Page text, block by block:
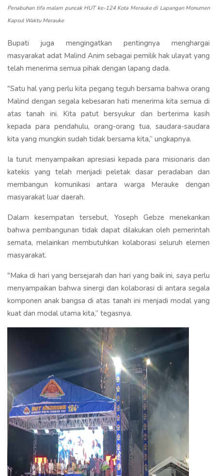
Penabuhan tifa malam puncak HUT ke-124 Kota Merauke di Lapangan Monumen
Kapsul Waktu Merauke
Bupati juga mengingatkan pentingnya menghargai
masyarakat adat Malind Anim sebagai pemilik hak ulayat yang
telah menerima semua pihak dengan lapang dada.
"Satu hal yang perlu kita pegang teguh bersama bahwa orang
Malind dengan segala kebesaran hati menerima kita semua di
atas tanah ini. Kita patut bersyukur dan berterima kasih
kepada para pendahulu, orang-orang tua, saudara-saudara
kita yang mungkin sudah tidak bersama kita,” ungkapnya.
Ia turut menyampaikan apresiasi kepada para misionaris dan
katekis yang telah menjadi peletak dasar peradaban dan
membangun komunikasi antara warga Merauke dengan
masyarakat luar daerah.
Dalam kesempatan tersebut, Yoseph Gebze menekankan
bahwa pembangunan tidak dapat dilakukan oleh pemerintah
semata, melainkan membutuhkan kolaborasi seluruh elemen
masyarakat.
"Maka di hari yang bersejarah dan hari yang baik ini, saya perlu
menyampaikan bahwa sinergi dan kolaborasi di antara segala
komponen anak bangsa di atas tanah ini menjadi modal yang
kuat dan modal utama kita,” tegasnya.